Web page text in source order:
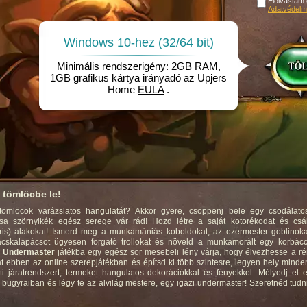
tömlöcbe le!
varázslatos hangulatát? Akkor gyere, csöppenj bele egy
szörnyikék egész serege vár rád! Hozd létre a saját kotorékodat és
alakokat! Ismerd meg a munkamániás koboldokat, az ezermester
ügyesen forgató trollokat és növeld a munkamorált egy
Undermasterjátékba egy egész sor mesebeli lény várja, hogy élvezhesse a
ebben az online szerepjátékban és építsd ki több szintesre, legyen hely
járatrendszert, termeket hangulatos dekorációkkal és fényekkel. Mélyedj el
és légy te az alvilág mestere, egy igazi undermaster! Szeretnéd
Windows 10-hez (32/64 bit)
Minimális rendszerigény: 2GB RAM,
1GB grafikus kártya irányadó az Upjers
Home EULA.